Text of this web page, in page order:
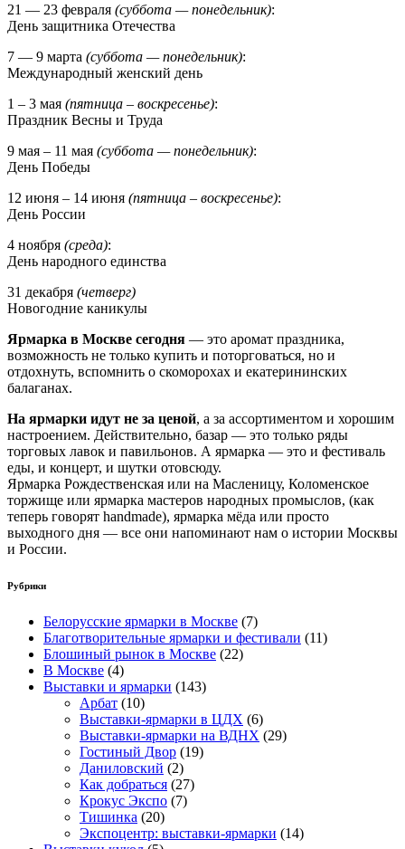
21 — 23 февраля (суббота — понедельник):
День защитника Отечества
7 — 9 марта (суббота — понедельник):
Международный женский день
1 – 3 мая (пятница – воскресенье):
Праздник Весны и Труда
9 мая – 11 мая (суббота — понедельник):
День Победы
12 июня – 14 июня (пятница – воскресенье):
День России
4 ноября (среда):
День народного единства
31 декабря (четверг)
Новогодние каникулы
Ярмарка в Москве сегодня — это аромат праздника,
возможность не только купить и поторговаться, но и
отдохнуть, вспомнить о скоморохах и екатерининских
балаганах.
На ярмарки идут не за ценой, а за ассортиментом и хорошим
настроением. Действительно, базар — это только ряды
торговых лавок и павильонов. А ярмарка — это и фестиваль
еды, и концерт, и шутки отовсюду.
Ярмарка Рождественская или на Масленицу, Коломенское
торжище или ярмарка мастеров народных промыслов, (как
теперь говорят handmade), ярмарка мёда или просто
выходного дня — все они напоминают нам о истории Москвы
и России.
Рубрики
Белорусские ярмарки в Москве (7)
Благотворительные ярмарки и фестивали (11)
Блошиный рынок в Москве (22)
В Москве (4)
Выставки и ярмарки (143)
Арбат (10)
Выставки-ярмарки в ЦДХ (6)
Выставки-ярмарки на ВДНХ (29)
Гостиный Двор (19)
Даниловский (2)
Как добраться (27)
Крокус Экспо (7)
Тишинка (20)
Экспоцентр: выставки-ярмарки (14)